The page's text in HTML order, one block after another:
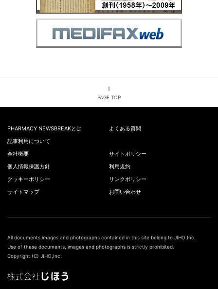
PAGE TOP
PHARMACY NEWSBREAKとは
よくある質問
記事利用について
会社概要
サイトポリシー
個人情報保護方針
利用規約
クッキーポリシー
リンクポリシー
サイトマップ
お問い合わせ
All documents,images and photographs contained in this site belong to JIHO,Inc.
Use of these documents, images and photographs is strictly prohibited.
Copyright (C) JIHO,Inc.